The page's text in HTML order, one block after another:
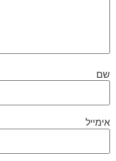
שם
אימייל